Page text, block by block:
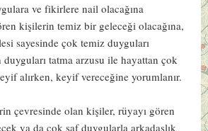
ve fikirlere nail olacağına
kişilerin temiz bir geleceği olacağına,
sayesinde çok temiz duyguları
duyguları tatma arzusu ile hayattan çok
alırken, keyif vereceğine yorumlanır.
çevresinde olan kişiler, rüyayı gören
ya da çok saf duygularla arkadaşlık